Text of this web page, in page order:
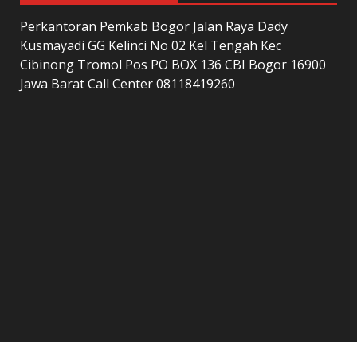
Perkantoran Pemkab Bogor Jalan Raya Dady
Kusmayadi GG Kelinci No 02 Kel Tengah Kec
Cibinong Tromol Pos PO BOX 136 CBI Bogor 16900
Jawa Barat Call Center 08118419260